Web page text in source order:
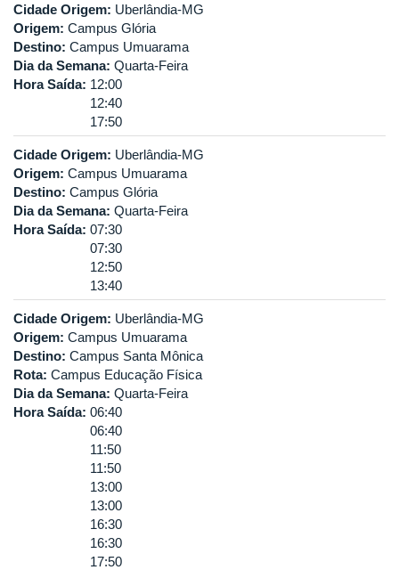
Cidade Origem: Uberlândia-MG
Origem: Campus Glória
Destino: Campus Umuarama
Dia da Semana: Quarta-Feira
Hora Saída: 12:00
12:40
17:50
Cidade Origem: Uberlândia-MG
Origem: Campus Umuarama
Destino: Campus Glória
Dia da Semana: Quarta-Feira
Hora Saída: 07:30
07:30
12:50
13:40
Cidade Origem: Uberlândia-MG
Origem: Campus Umuarama
Destino: Campus Santa Mônica
Rota: Campus Educação Física
Dia da Semana: Quarta-Feira
Hora Saída: 06:40
06:40
11:50
11:50
13:00
13:00
16:30
16:30
17:50